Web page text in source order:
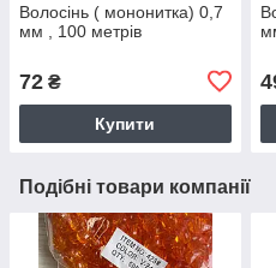
Волосінь ( мононитка) 0,7
мм , 100 метрів
72 ₴
Купити
Подібні товари компанії